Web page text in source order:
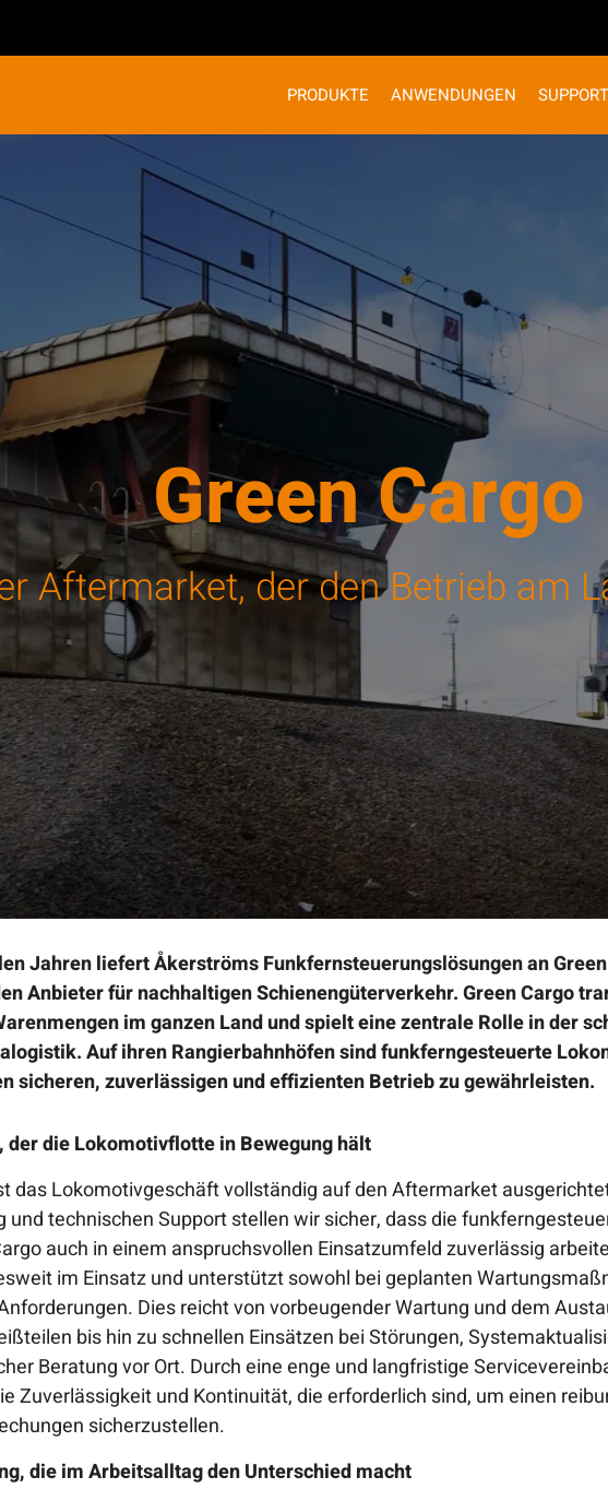
PRODUKTE ANWENDUNGEN SUPPORT
Green Cargo
Aftermarket, der den Betrieb am
Jahren liefert Åkerströms Funkfernsteuerungslösungen an
Anbieter für nachhaltigen Schienengüterverkehr. Green Cargo
im ganzen Land und spielt eine zentrale Rolle in der
Auf ihren Rangierbahnhöfen sind funkferngesteuerte
sicheren, zuverlässigen und effizienten Betrieb zu gewährleisten.
der die Lokomotivflotte in Bewegung hält
das Lokomotivgeschäft vollständig auf den Aftermarket
und technischen Support stellen wir sicher, dass die
auch in einem anspruchsvollen Einsatzumfeld zuverlässig
im Einsatz und unterstützt sowohl bei geplanten
Dies reicht von vorbeugender Wartung und dem
bis hin zu schnellen Einsätzen bei Störungen,
Beratung vor Ort. Durch eine enge und langfristige
Zuverlässigkeit und Kontinuität, die erforderlich sind, um einen
sicherzustellen.
die im Arbeitsalltag den Unterschied macht